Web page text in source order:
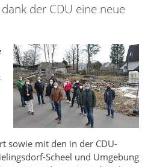
der CDU eine neue
sowie mit den in der CDU-
Scheel und Umgebung